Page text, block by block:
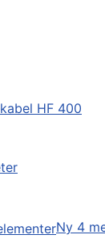
HF 400
Ny 4